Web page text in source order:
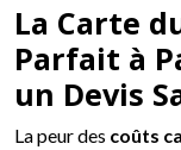
La Carte
Parfait à
un Devis
La peur des coûts